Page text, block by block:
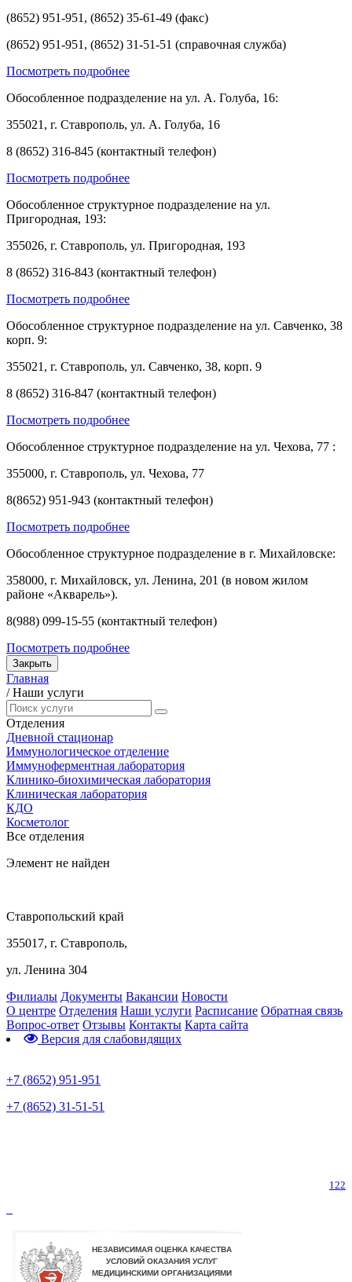
(8652) 951-951, (8652) 35-61-49 (факс)
(8652) 951-951, (8652) 31-51-51 (справочная служба)
Посмотреть подробнее
Обособленное подразделение на ул. А. Голуба, 16:
355021, г. Ставрополь, ул. А. Голуба, 16
8 (8652) 316-845 (контактный телефон)
Посмотреть подробнее
Обособленное структурное подразделение на ул.
Пригородная, 193:
355026, г. Ставрополь, ул. Пригородная, 193
8 (8652) 316-843 (контактный телефон)
Посмотреть подробнее
Обособленное структурное подразделение на ул. Савченко, 38
корп. 9:
355021, г. Ставрополь, ул. Савченко, 38, корп. 9
8 (8652) 316-847 (контактный телефон)
Посмотреть подробнее
Обособленное структурное подразделение на ул. Чехова, 77 :
355000, г. Ставрополь, ул. Чехова, 77
8(8652) 951-943 (контактный телефон)
Посмотреть подробнее
Обособленное структурное подразделение в г. Михайловске:
358000, г. Михайловск, ул. Ленина, 201 (в новом жилом
районе «Акварель»).
8(988) 099-15-55 (контактный телефон)
Посмотреть подробнее
Закрыть
Главная
/ Наши услуги
Отделения
Дневной стационар
Иммунологическое отделение
Иммуноферментная лаборатория
Клинико-биохимическая лаборатория
Клиническая лаборатория
КДО
Косметолог
Все отделения
Элемент не найден
Ставропольский край
355017, г. Ставрополь,
ул. Ленина 304
Филиалы Документы Вакансии Новости
О центре Отделения Наши услуги Расписание Обратная связь
Вопрос-ответ Отзывы Контакты Карта сайта
Версия для слабовидящих
+7 (8652) 951-951
+7 (8652) 31-51-51
122